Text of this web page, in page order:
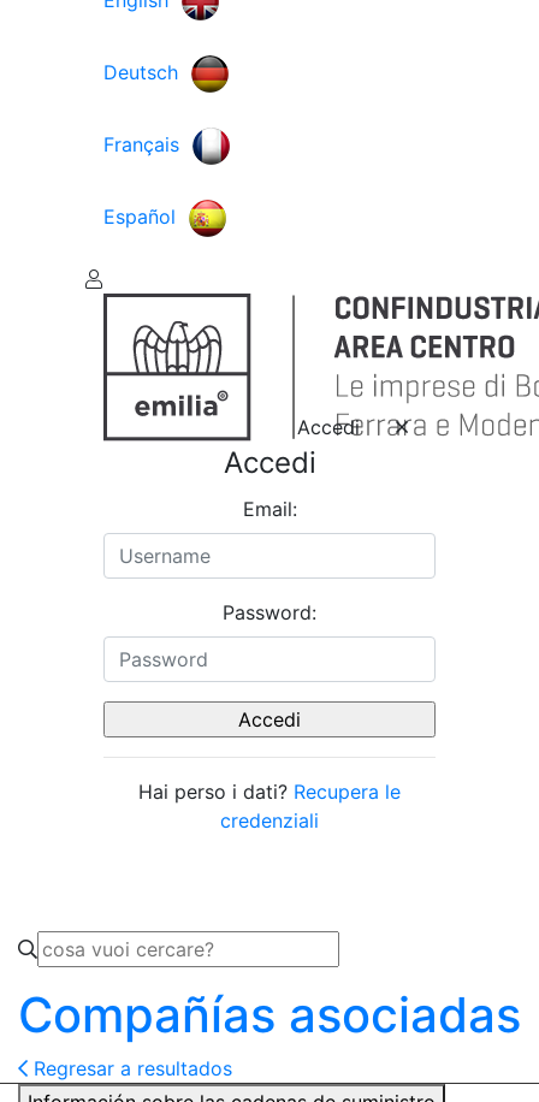
Deutsch
Français
Español
Accedi
Accedi
Email:
Password:
Hai perso i dati? Recupera le
credenziali
Compañías asociadas
Regresar a resultados